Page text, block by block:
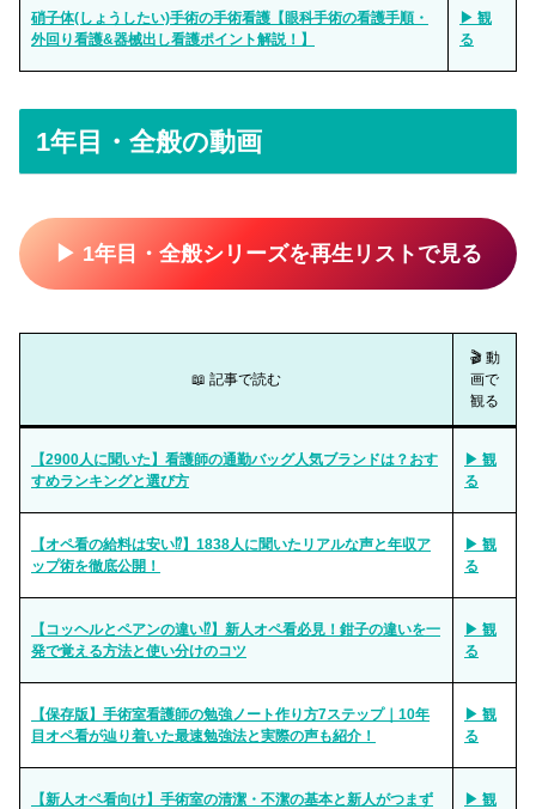
硝子体(しょうしたい)手術の手術看護【眼科手術の看護手順・
外回り看護&器械出し看護ポイント解説！】
▶ 観
る
1年目・全般の動画
▶ 1年目・全般シリーズを再生リストで見る
📖 記事で読む
🎬 動
画で
観る
【2900人に聞いた】看護師の通勤バッグ人気ブランドは？おす
すめランキングと選び方
▶ 観
る
【オペ看の給料は安い⁉︎】1838人に聞いたリアルな声と年収ア
ップ術を徹底公開！
▶ 観
る
【コッヘルとペアンの違い⁉︎】新人オペ看必見！鉗子の違いを一
発で覚える方法と使い分けのコツ
▶ 観
る
【保存版】手術室看護師の勉強ノート作り方7ステップ｜10年
目オペ看が辿り着いた最速勉強法と実際の声も紹介！
▶ 観
る
【新人オペ看向け】手術室の清潔・不潔の基本と新人がつまず
▶ 観